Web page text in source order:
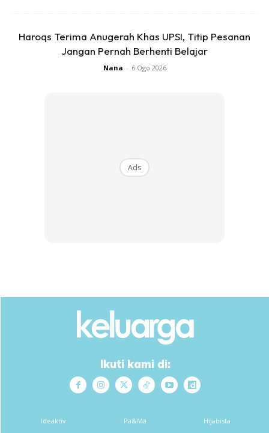
berhenti mengeluarkan darah. Pelakon itu tidak mampu lagi
menahan sebah dan menangis teresak-esak.
Haroqs Terima Anugerah Khas UPSI, Titip Pesanan
Jangan Pernah Berhenti Belajar
Nana - 6 Ogo 2026
Ads
Ikuti kami di:
Ideaktiv Pa&Ma Hijabista